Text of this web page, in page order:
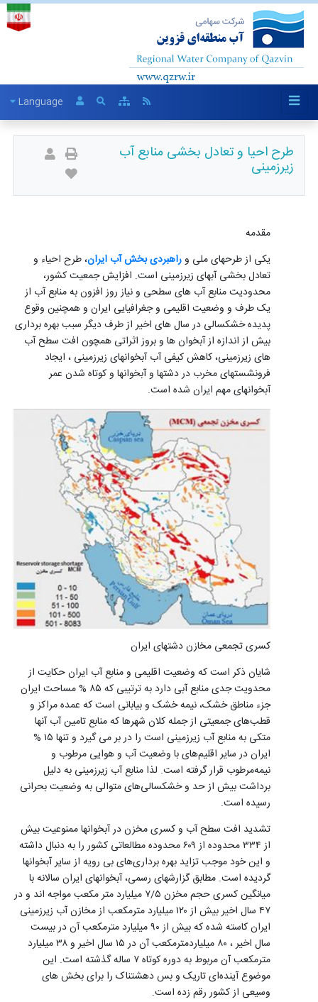
Language
طرح احیا و تعادل بخشی منابع آب
زیرزمینی
مقدمه
یکی از طرحهای ملی وراهبردی بخش آب ایران، طرح احیاء و
تعادل بخشی آبهای زیرزمینی است. افزایش جمعیت کشور،
محدودیت منابع آب های سطحی و نیاز روز افزون به منابع آب از
یک طرف و وضعیت اقلیمی و جغرافیایی ایران و همچنین وقوع
پدیده خشکسالی در سال های اخیر از طرف دیگر سبب بهره برداری
بیش از اندازه از آبخوان ها و بروز اثراتی همچون افت سطح آب
های زیرزمینی، کاهش کیفی آب آبخوانهای زیرزمینی ، ایجاد
فرونشستهای مخرب در دشتها و آبخوانها و کوتاه شدن عمر
آبخوانهای مهم ایران شده است.
کسری تجمعی مخازن دشتهای ایران
شایان ذکر است که وضعیت اقلیمی و منابع آب ایران حکایت از
محدویت جدی منابع آبی دارد به ترتیبی که ۸۵ % مساحت ایران
جزء مناطق خشک، نیمه خشک و بیابانی است که عمده مراکز و
قطب‌های جمعیتی از جمله کلان شهرها که منابع تامین آب آنها
متکی به منابع آب زیرزمینی است را در بر می گیرد و تنها ۱۵ %
ایران در سایر اقلیم‌های با وضعیت آب و هوایی مرطوب و
نیمه‌مرطوب قرار گرفته است. لذا منابع آب زیرزمینی به دلیل
برداشت بیش از حد و خشکسالی‌های متوالی به وضعیت بحرانی
رسیده است.
تشدید افت سطح آب و کسری مخزن در آبخوانها ممنوعیت بیش
از ۳۳۴ محدوده از ۶۰۹ محدوده مطالعاتی کشور را به دنبال داشته
و این خود موجب تزاید بهره برداری‌های بی رویه از سایر آبخوانها
گردیده است. مطابق گزارشهای رسمی، آبخوانهای ایران سالانه با
میانگین کسری حجم مخزن ۷/۵ میلیارد متر مکعب مواجه اند و در
۴۷ سال اخیر بیش از ۱۲۰ میلیارد مترمکعب از مخازن آب زیرزمینی
ایران کاسته شده‌ که بیش از ۹۰ میلیارد مترمکعب آن در بیست
سال اخیر ، ۸۰ میلیاردمترمکعب آن در ۱۵ سال اخیر و ۳۸ میلیارد
مترمکعب آن مربوط به دوره کوتاه ۷ ساله گذشته است. این
موضوع آینده‌ای تاریک و بس دهشتناک را برای بخش های
وسیعی از کشور رقم زده است.